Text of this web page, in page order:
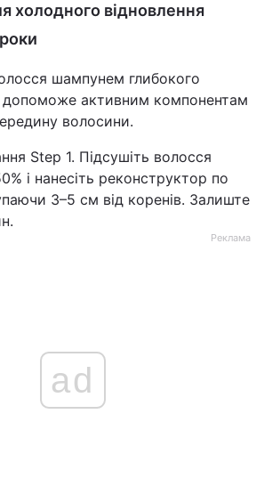
холодного відновлення
шампунем глибокого
активним компонентам
волосини.
Step 1. Підсушіть волосся
і нанесіть реконструктор по
3–5 см від коренів. Залиште
Реклама
ad